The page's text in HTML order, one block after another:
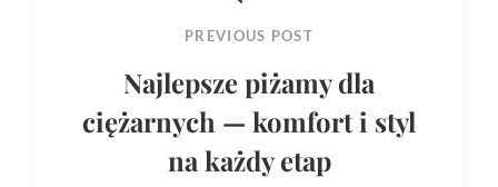
PREVIOUS POST
Najlepsze piżamy dla
ciężarnych — komfort i styl
na każdy etap